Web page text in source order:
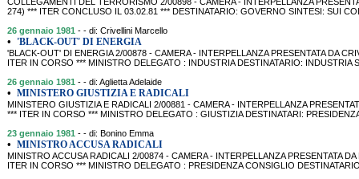
274) *** ITER CONCLUSO IL 03.02.81 *** DESTINATARIO: GOVERNO SINTESI: SUI
26 gennaio 1981 - - di: Crivellini Marcello
• 'BLACK-OUT' DI ENERGIA
'BLACK-OUT' DI ENERGIA 2/00878 - CAMERA - INTERPELLANZA PRESENTATA DA
ITER IN CORSO *** MINISTRO DELEGATO : INDUSTRIA DESTINATARIO: INDUSTRIA
26 gennaio 1981 - - di: Aglietta Adelaide
• MINISTERO GIUSTIZIA E RADICALI
MINISTERO GIUSTIZIA E RADICALI 2/00881 - CAMERA - INTERPELLANZA
*** ITER IN CORSO *** MINISTRO DELEGATO : GIUSTIZIA DESTINATARI:
23 gennaio 1981 - - di: Bonino Emma
• MINISTRO ACCUSA RADICALI
MINISTRO ACCUSA RADICALI 2/00874 - CAMERA - INTERPELLANZA PRESENTATA
ITER IN CORSO *** MINISTRO DELEGATO : PRESIDENZA CONSIGLIO